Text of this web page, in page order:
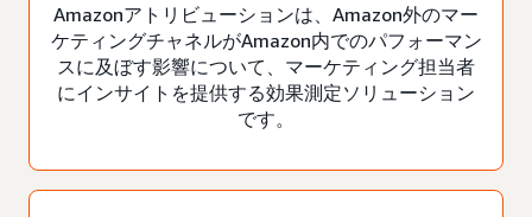
Amazonアトリビューションは、Amazon外のマー
ケティングチャネルがAmazon内でのパフォーマン
スに及ぼす影響について、マーケティング担当者
にインサイトを提供する効果測定ソリューション
です。